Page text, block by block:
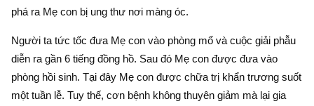
phá ra Mẹ con bị ung thư nơi màng óc.
Người ta tức tốc đưa Mẹ con vào phòng mổ và cuộc giải phẫu
diễn ra gần 6 tiếng đồng hồ. Sau đó Mẹ con được đưa vào
phòng hồi sinh. Tại đây Mẹ con được chữa trị khẩn trương suốt
một tuần lễ. Tuy thế, cơn bệnh không thuyên giảm mà lại gia